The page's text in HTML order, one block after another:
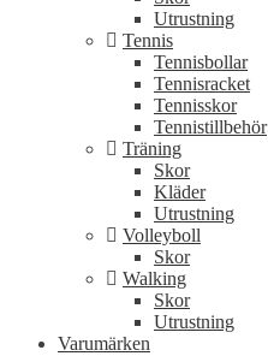
Utrustning
Tennis
Tennisbollar
Tennisracket
Tennisskor
Tennistillbehör
Träning
Skor
Kläder
Utrustning
Volleyboll
Skor
Walking
Skor
Utrustning
Varumärken